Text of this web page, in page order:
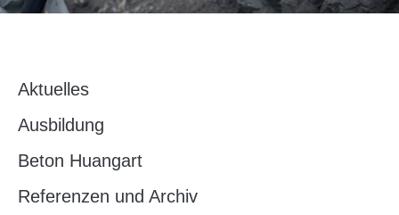
Aktuelles
Ausbildung
Beton Huangart
Referenzen und Archiv